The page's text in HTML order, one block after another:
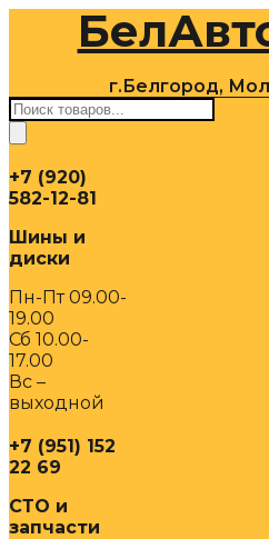
содержимому
г.Белгород,
Поиск
товаров
+7 (920)
582-12-81
Шины и
диски
Пн-Пт 09.00-
19.00
Сб 10.00-
17.00
Вс –
выходной
+7 (951) 152
22 69
СТО и
запчасти